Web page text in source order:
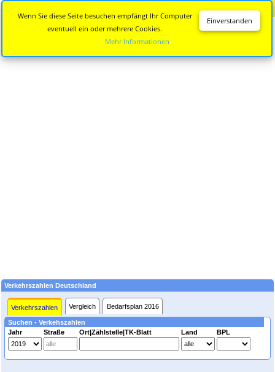
Verkehrszahlen Deutschland
Verkehrszahlen Vergleich Bedarfsplan 2016
Suchen - Verkehszahlen
Jahr
Straße Ort|Zählstelle|TK-Blatt Land BPL
Einverstanden
Wenn Sie diese Seite besuchen empfängt Ihr Computer
eventuell ein oder mehrere Cookies.
Mehr Informationen